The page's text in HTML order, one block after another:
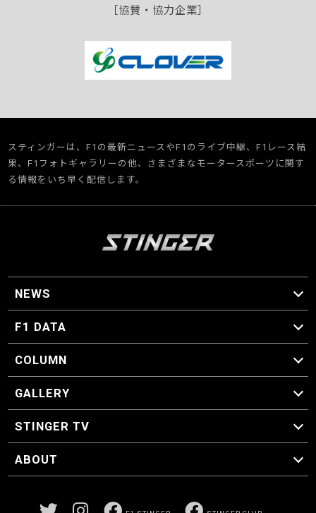
［協賛・協力企業］
スティンガーは、F1の最新ニュースやF1のライブ中継、F1レース結
果、F1フォトギャラリーの他、さまざまなモータースポーツに関す
る情報をいち早く配信します。
NEWS
F1 ニュース
F1 DATA
F1 日程
F1 データ
COLUMN
マイ・ワンダフル・サーキット
スクーデリア・一方通行
F1に燃え、ゴルフに泣く日々。
スティングくんの部屋
GALLERY
GALLERY
STINGER TV
STINGER TV
ABOUT